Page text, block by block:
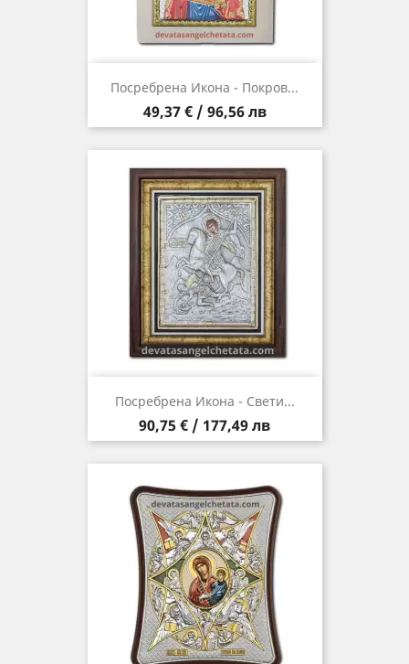
Посребрена Икона - Покров...
Цена
49,37 € / 96,56 лв
Посребрена Икона - Свети...
Цена
90,75 € / 177,49 лв